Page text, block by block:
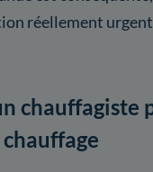
réellement